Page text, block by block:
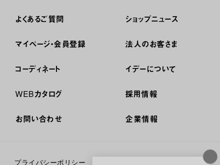
よくあるご質問
マイページ・会員登録
コーディネート
WEBカタログ
お問い合わせ
ショップニュース
法人のお客さま
イデーについて
採用情報
企業情報
プライバシーポリシー ご利用規約